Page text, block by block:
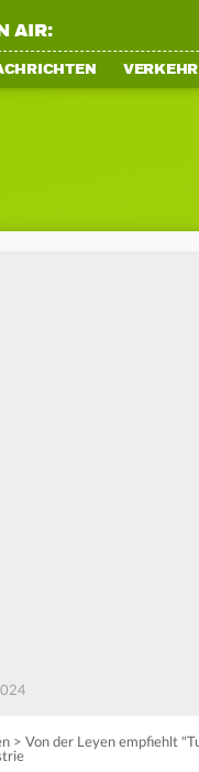
AIR:
VERKEHR
> Von der Leyen empfiehlt